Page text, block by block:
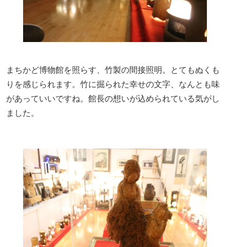
まちかど博物館を照らす、竹製の間接照明。とてもぬくも
りを感じられます。竹に掘られた幸せの文字、なんとも味
があっていいですね。館長の想いが込められている気がし
ました。